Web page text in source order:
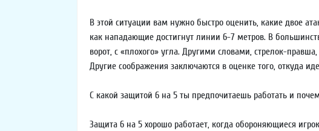
В этой ситуации вам нужно быстро оценить, какие двое
как нападающие достигнут линии 6-7 метров. В
ворот, с «плохого» угла. Другими словами, стрелок-
Другие соображения заключаются в оценке того, откуда
С какой защитой 6 на 5 ты предпочитаешь работать и
Защита 6 на 5 хорошо работает, когда обороняющиеся